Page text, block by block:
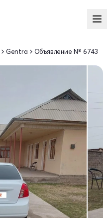
Gentra Объявление № 6743